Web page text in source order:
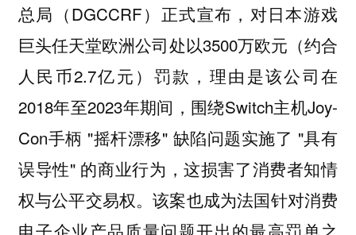
总局（DGCCRF）正式宣布，对日本游戏
巨头任天堂欧洲公司处以3500万欧元（约合
人民币2.7亿元）罚款，理由是该公司在
2018年至2023年期间，围绕Switch主机Joy-
Con手柄 "摇杆漂移" 缺陷问题实施了 "具有
误导性" 的商业行为，这损害了消费者知情
权与公平交易权。该案也成为法国针对消费
电子企业产品质量问题开出的最高罚单之